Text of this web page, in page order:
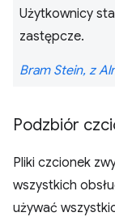
Użytkownicy
zastępcze.
Bram Stein, z
Podzbiór
Pliki czcionek
wszystkich
używać